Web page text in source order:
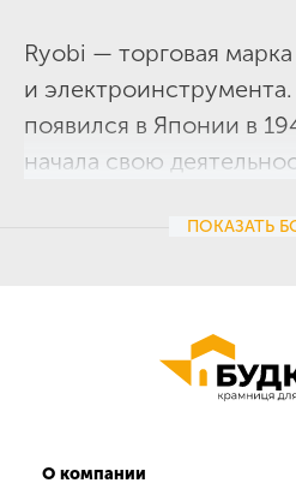
Ryobi — торговая
и
появился в Японии в
начала свою
отлитых под
Ryobi — это как
преобразованное в
в Японии, эта компания
ПОКАЗАТЬ
О компании